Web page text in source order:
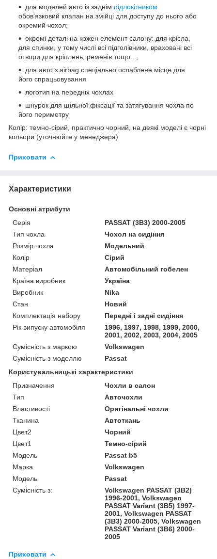
для моделей авто із заднім підлокітником
обов'язковий клапан на змійці для доступу до нього або
окремий чохол;
окремі деталі на кожен елемент салону: для крісла,
для спинки, у тому числі всі підголівники, враховані всі
отвори для кріплень, ременів тощо...;
для авто з airbag спеціально ослаблене місце для
його спрацьовування
логотип на передніх чохлах
шнурок для щільної фіксації та затягування чохла по
його периметру
Колір: темно-сірий, практично чорний, на деякі моделі є чорні
кольори (уточнюйте у менеджера)
Приховати
Характеристики
Основні атрибути
Серія
PASSAT (3B3) 2000-2005
Тип чохла
Чохол на сидіння
Розмір чохла
Модельний
Колір
Сірий
Матеріал
Автомобільний гобелен
Країна виробник
Україна
Виробник
Nika
Стан
Новий
Комплектація набору
Передні і задні сидіння
Рік випуску автомобіля
1996, 1997, 1998, 1999, 2000,
2001, 2002, 2003, 2004, 2005
Сумісність з маркою
Volkswagen
Сумісність з моделлю
Passat
Користувальницькі характеристики
Призначення
Чохли в салон
Тип
Авточохли
Властивості
Оригінальні чохли
Тканина
Автоткань
Цвет2
Чорний
Цвет1
Темно-сірий
Мoдель
Passat b5
Марка
Volkswagen
Модель
Passat
Сумісність з:
Volkswagen PASSAT (3B2)
1996-2001, Volkswagen
PASSAT Variant (3B5) 1997-
2001, Volkswagen PASSAT
(3B3) 2000-2005, Volkswagen
PASSAT Variant (3B6) 2000-
2005
Приховати